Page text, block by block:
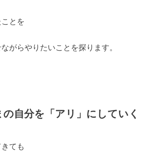
とを
がらやりたいことを探ります。
自分を「アリ」にしていく
ても